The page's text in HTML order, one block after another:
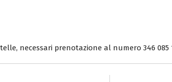
necessari prenotazione al numero 346 085